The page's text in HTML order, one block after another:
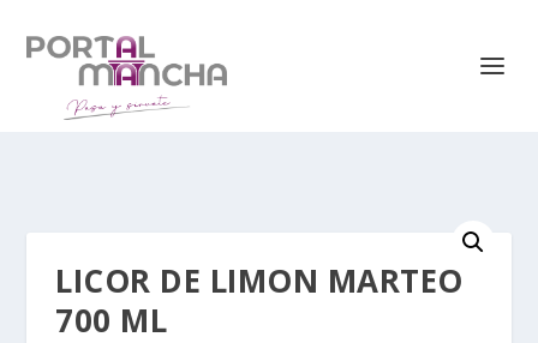
LICOR DE LIMON MARTEO
700 ML